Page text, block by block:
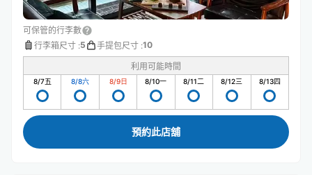
可保管的行李數
行李箱尺寸 :5 手提包尺寸 :10
利用可能時間
8/7五 8/8六 8/9日 8/10一 8/11二 8/12三 8/13四
預約此店舖